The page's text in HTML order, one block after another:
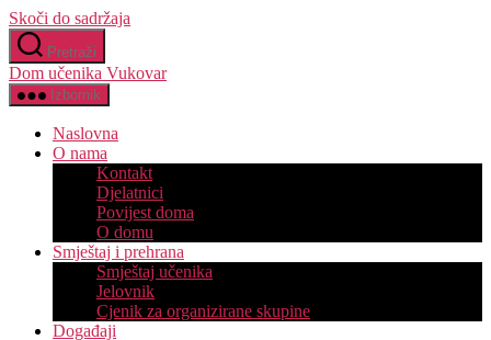
Skoči do sadržaja
Pretraži
Dom učenika Vukovar
Izbornik
Naslovna
O nama
Kontakt
Djelatnici
Povijest doma
O domu
Smještaj i prehrana
Smještaj učenika
Jelovnik
Cjenik za organizirane skupine
Događaji